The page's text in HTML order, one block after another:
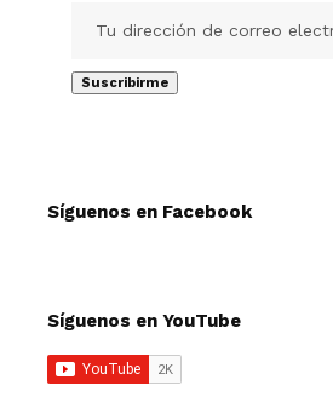
Síguenos en Facebook
Síguenos en YouTube